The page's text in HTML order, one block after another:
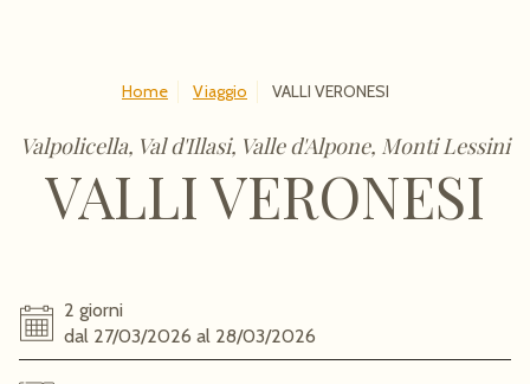
Home Viaggio VALLI VERONESI
Valpolicella, Val d'Illasi, Valle d'Alpone, Monti Lessini
VALLI VERONESI
2 giorni
dal 27/03/2026 al 28/03/2026